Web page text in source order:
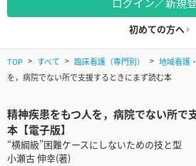
初めての方へ
TOP すべて 臨床看護（専門別） 地域看護
を，病院でない所で支援するときにまず読む本
精神疾患をもつ人を，病院でない所で
本【電子版】
“横綱級”困難ケースにしないための技と型
小瀬古 伸幸(著)